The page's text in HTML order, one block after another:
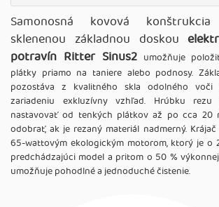
Samonosná kovová
sklenenou základnou doskou
potravín Ritter Sinus2umožňuje
plátky priamo na taniere alebo podnosy.
pozostáva z kvalitného skla odolného
zariadeniu exkluzívny vzhľad. Hrúbku
nastavovať od tenkých plátkov až po cca 20
odobrať, ak je rezaný materiál nadmerný.
65-wattovým ekologickým motorom, ktorý je o
predchádzajúci model a pritom o 50 %
umožňuje pohodlné a jednoduché čistenie.